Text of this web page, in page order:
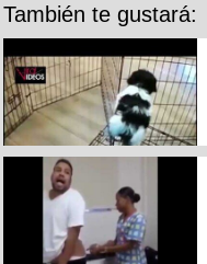
También te gustará: